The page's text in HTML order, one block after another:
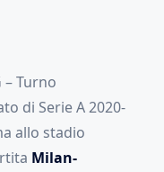
– Turno
di Serie A 2020-
allo stadio
Milan-